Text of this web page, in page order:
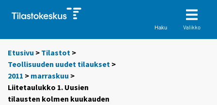
Haku Valikko
Etusivu > Tilastot >
Teollisuuden uudet tilaukset >
2011 > marraskuu >
Liitetaulukko 1. Uusien
tilausten kolmen kuukauden